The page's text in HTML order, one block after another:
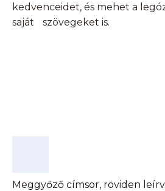
kedvenceidet, és mehet a
saját szövegeket is.
Meggyőző címsor, röviden